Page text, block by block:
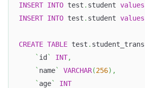
INSERT INTO test . student values
INSERT INTO test . student values
CREATE TABLE test . student_trans
` id ` INT,
` name` VARCHAR(256) ,
` age`
INT